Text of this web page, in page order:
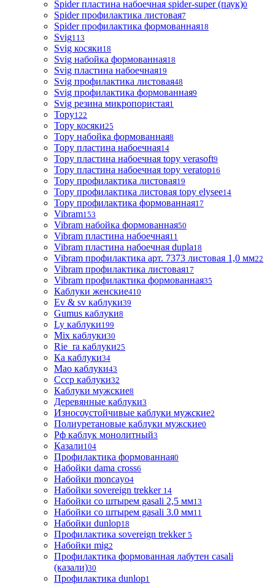
Spider пластина набоечная spider-super (паук)0
Spider профилактика листовая7
Spider профилактика формованная18
Svig113
Svig косяки18
Svig набойка формованная18
Svig пластина набоечная19
Svig профилактика листовая48
Svig профилактика формованная9
Svig резина микропористая1
Topy122
Topy косяки25
Topy набойка формованная8
Topy пластина набоечная14
Topy пластина набоечная topy verasoft9
Topy пластина набоечная topy veratop16
Topy профилактика листовая19
Topy профилактика листовая topy elysee14
Topy профилактика формованная17
Vibram153
Vibram набойка формованная50
Vibram пластина набоечная11
Vibram пластина набоечная dupla18
Vibram профилактика арт. 7373 листовая 1,0 мм22
Vibram профилактика листовая17
Vibram профилактика формованная35
Каблуки женские410
Ev & sv каблуки39
Gumus каблуки8
Ly каблуки199
Mix каблуки30
Rie_ra каблуки25
Ка каблуки34
Мао каблуки43
Ссср каблуки32
Каблуки мужские8
Деревянные каблуки3
Износоустойчивые каблуки мужские2
Полиуретановые каблуки мужские0
Рф каблук монолитный3
Казали104
Профилактика формованная0
Набойки dama cross6
Набойки moncayo4
Набойки sovereign trekker 14
Набойки со штырем gasali 2,5 мм13
Набойки со штырем gasali 3.0 мм11
Набойки dunlop18
Профилактика sovereign trekker 5
Набойки mig2
Профилактика формованная лабутен casali
(казали)30
Профилактика dunlop1